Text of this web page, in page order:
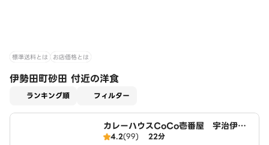
標準送料とは お店価格とは
伊勢田町砂田 付近の洋食
ランキング順 フィルター
カレーハウスCoCo壱番屋 宇治伊勢
田店（SD）
4.2(99) 22分